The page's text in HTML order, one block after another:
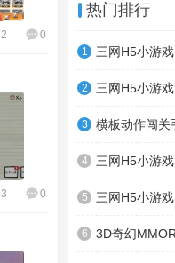
0
0
热门排行
1
2
3
4
5
6